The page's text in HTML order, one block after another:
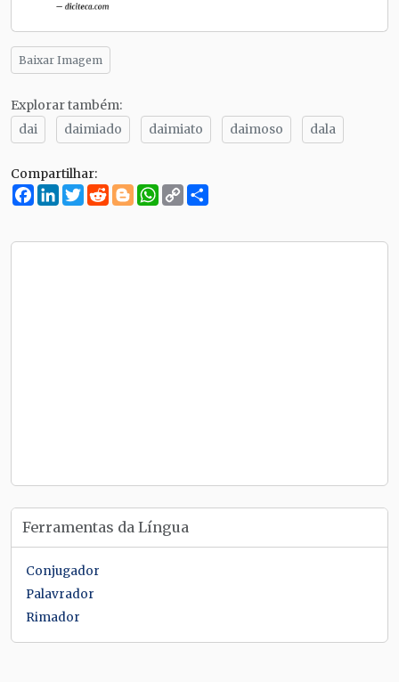
Baixar Imagem
Explorar também:
dai
daimiado daimiato daimoso dala
Compartilhar:
Facebook
LinkedIn
Twitter
RedditBloggerWhatsApp
Copy
Link
Ferramentas da Língua
Conjugador
Palavrador
Rimador